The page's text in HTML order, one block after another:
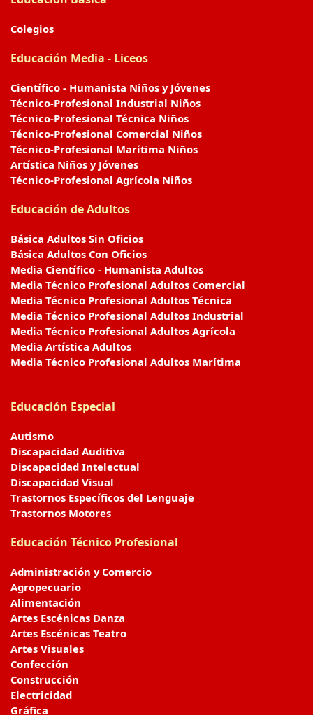
Colegios
Educación Media - Liceos
Científico - Humanista Niños y Jóvenes
Técnico-Profesional Industrial Niños
Técnico-Profesional Técnica Niños
Técnico-Profesional Comercial Niños
Técnico-Profesional Marítima Niños
Artística Niños y Jóvenes
Técnico-Profesional Agrícola Niños
Educación de Adultos
Básica Adultos Sin Oficios
Básica Adultos Con Oficios
Media Científico - Humanista Adultos
Media Técnico Profesional Adultos Comercial
Media Técnico Profesional Adultos Técnica
Media Técnico Profesional Adultos Industrial
Media Técnico Profesional Adultos Agrícola
Media Artística Adultos
Media Técnico Profesional Adultos Marítima
Educación Especial
Autismo
Discapacidad Auditiva
Discapacidad Intelectual
Discapacidad Visual
Trastornos Específicos del Lenguaje
Trastornos Motores
Educación Técnico Profesional
Administración y Comercio
Agropecuario
Alimentación
Artes Escénicas Danza
Artes Escénicas Teatro
Artes Visuales
Confección
Construcción
Electricidad
Gráfica